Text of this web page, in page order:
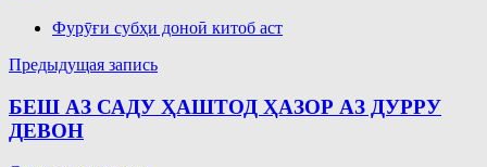
Фурӯғи субҳи доноӣ китоб аст
Навигация
по
записям
Предыдущая запись
БЕШ АЗ САДУ ҲАШТОД ҲАЗОР АЗ ДУРРУ
ДЕВОН